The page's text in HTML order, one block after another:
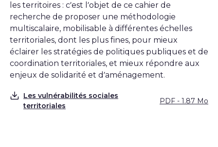
les territoires : c’est l’objet de ce cahier de
recherche de proposer une méthodologie
multiscalaire, mobilisable à différentes échelles
territoriales, dont les plus fines, pour mieux
éclairer les stratégies de politiques publiques et de
coordination territoriales, et mieux répondre aux
enjeux de solidarité et d’aménagement.
Télécharger
Les vulnérabilités sociales
territoriales
PDF - 1.87 Mo